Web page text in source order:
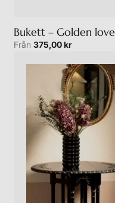
Bukett – Golden love
Från 375,00kr